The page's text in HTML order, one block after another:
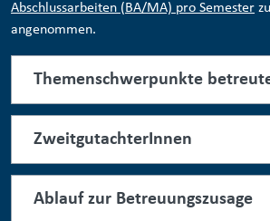
Abschlussarbeiten (BA/MA) pro Semester
angenommen.
Themenschwerpunkte
ZweitgutachterInnen
Ablauf zur Betreuungszusage